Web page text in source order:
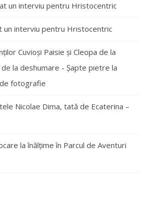
un interviu pentru Hristocentric
un interviu pentru Hristocentric
Cuvioși Paisie și Cleopa de la
la deshumare - Şapte pietre la
fotografie
Nicolae Dima, tată de Ecaterina –
la înălțime în Parcul de Aventuri